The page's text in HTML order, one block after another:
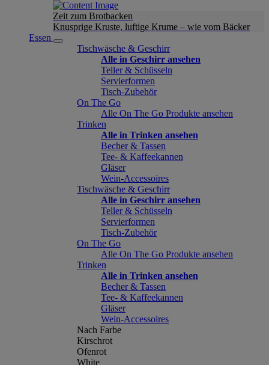
Zeit zum Brotbacken
Knusprige Kruste, luftige Krume – wie vom Bäcker
Essen
Tischwäsche & Geschirr
Alle in Geschirr ansehen
Teller & Schüsseln
Servierformen
Tisch-Zubehör
On The Go
Alle On The Go Produkte ansehen
Trinken
Alle in Trinken ansehen
Becher & Tassen
Tee- & Kaffeekannen
Gläser
Wein-Accessoires
Tischwäsche & Geschirr
Alle in Geschirr ansehen
Teller & Schüsseln
Servierformen
Tisch-Zubehör
On The Go
Alle On The Go Produkte ansehen
Trinken
Alle in Trinken ansehen
Becher & Tassen
Tee- & Kaffeekannen
Gläser
Wein-Accessoires
Nach Farbe
Kirschrot
Ofenrot
White